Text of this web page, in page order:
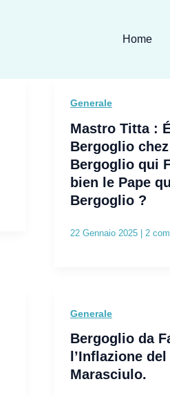
Home
Generale
Mastro Titta :
Bergoglio
Bergoglio qui
bien le Pape
Bergoglio ?
22 Gennaio 2025 2
Generale
Bergoglio da
l’Inflazione
Marasciulo.